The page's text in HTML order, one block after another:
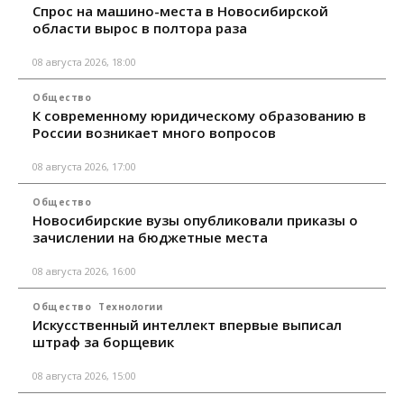
Спрос на машино-места в Новосибирской
области вырос в полтора раза
08 августа 2026, 18:00
Общество
К современному юридическому образованию в
России возникает много вопросов
08 августа 2026, 17:00
Общество
Новосибирские вузы опубликовали приказы о
зачислении на бюджетные места
08 августа 2026, 16:00
Общество Технологии
Искусственный интеллект впервые выписал
штраф за борщевик
08 августа 2026, 15:00